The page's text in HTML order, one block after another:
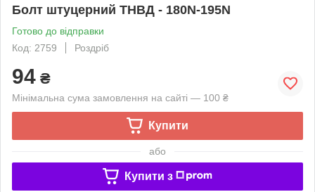
Болт штуцерний ТНВД - 180N-195N
Готово до відправки
Код: 2759
Роздріб
94 ₴
Мінімальна сума замовлення на сайті — 100 ₴
Купити
або
Купити з